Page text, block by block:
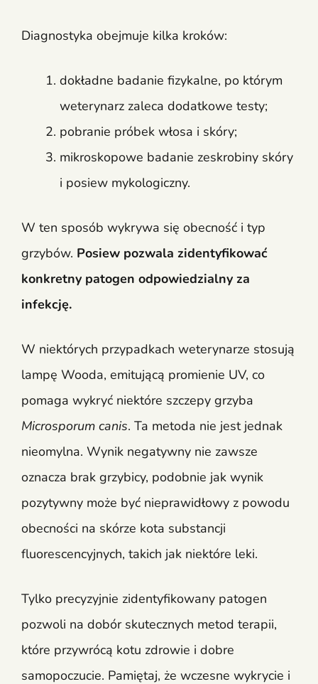
Diagnostyka obejmuje kilka kroków:
dokładne badanie fizykalne, po którym
weterynarz zaleca dodatkowe testy;
pobranie próbek włosa i skóry;
mikroskopowe badanie zeskrobiny skóry
i posiew mykologiczny.
W ten sposób wykrywa się obecność i typ
grzybów. Posiew pozwala zidentyfikować
konkretny patogen odpowiedzialny za
infekcję.
W niektórych przypadkach weterynarze stosują
lampę Wooda, emitującą promienie UV, co
pomaga wykryć niektóre szczepy grzyba
Microsporum canis. Ta metoda nie jest jednak
nieomylna. Wynik negatywny nie zawsze
oznacza brak grzybicy, podobnie jak wynik
pozytywny może być nieprawidłowy z powodu
obecności na skórze kota substancji
fluorescencyjnych, takich jak niektóre leki.
Tylko precyzyjnie zidentyfikowany patogen
pozwoli na dobór skutecznych metod terapii,
które przywrócą kotu zdrowie i dobre
samopoczucie. Pamiętaj, że wczesne wykrycie i